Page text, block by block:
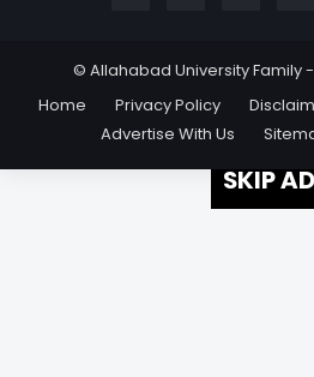
© Allahabad University Family
Home
Privacy Policy
Advertise With Us
SKIP AD